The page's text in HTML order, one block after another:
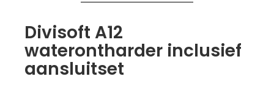
Divisoft A12
waterontharder inclusief
aansluitset